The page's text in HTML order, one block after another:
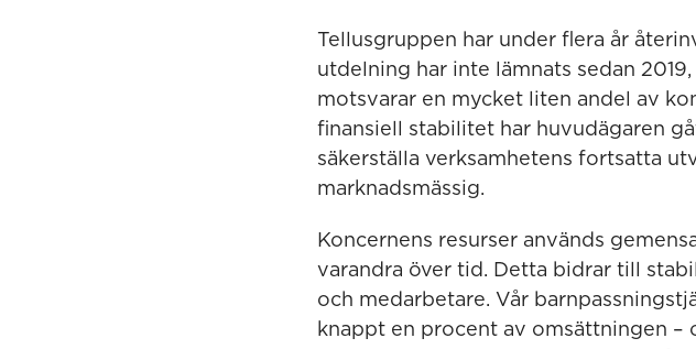
Tellusgruppen har under flera år
utdelning har inte lämnats sedan
motsvarar en mycket liten andel av
finansiell stabilitet har huvudägaren
säkerställa verksamhetens fortsatta
marknadsmässig.
Koncernens resurser används
varandra över tid. Detta bidrar till
och medarbetare. Vår
knappt en procent av omsättningen